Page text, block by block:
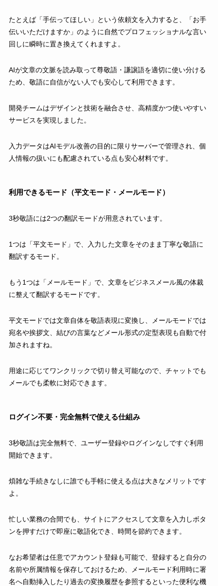
たとえば「手伝ってほしい」という依頼文を入力すると、「お手
伝いいただけますか」のように自然でプロフェッショナルな言い
回しに瞬時に置き換えてくれますよ。
AIが文章の文脈を読み取って尊敬語・謙譲語を適切に使い分ける
ため、敬語に自信がない人でも安心して利用できます。
開発チームはデザインと技術を融合させ、高精度かつ使いやすい
サービスを実現しました。
入力データはAIモデル改善の目的に限りサーバーで管理され、個
人情報の扱いにも配慮されている点も安心材料です。
利用できるモード（平文モード・メールモード）
3秒敬語には2つの翻訳モードが用意されています。
1つは「平文モード」で、入力した文章をそのまま丁寧な敬語に
翻訳するモード。
もう1つは「メールモード」で、文章をビジネスメール風の体裁
に整えて翻訳するモードです。
平文モードでは文章自体を敬語表現に変換し、メールモードでは
宛名や挨拶文、結びの言葉などメール形式の定型表現も自動で付
加されますね。
用途に応じてワンクリックで切り替え可能なので、チャットでも
メールでも柔軟に対応できます。
ログイン不要・完全無料で使える仕組み
3秒敬語は完全無料で、ユーザー登録やログインなしですぐ利用
開始できます。
煩雑な手続きなしに誰でも手軽に使える点は大きなメリットです
よ。
忙しい業務の合間でも、サイトにアクセスして文章を入力しボタ
ンを押すだけで即座に敬語化でき、時間を節約できます。
なお希望者は任意でアカウント登録も可能で、登録すると自分の
名前や所属情報を保存しておけるため、メールモード利用時に署
名へ自動挿入したり過去の変換履歴を参照するといった便利な機